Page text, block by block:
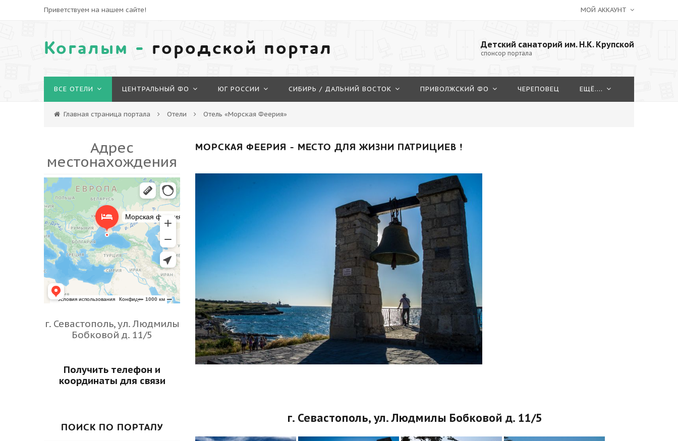
Приветствуем на нашем сайте! МОЙ АККАУНТ
Когалым - городской портал Детский санаторий им. Н.К. Крупской
спонсор портала
ВСЕ ОТЕЛИ ЦЕНТРАЛЬНЫЙ ФО ЮГ РОССИИ СИБИРЬ / ДАЛЬНИЙ ВОСТОК ПРИВОЛЖСКИЙ ФО ЧЕРЕПОВЕЦ ЕЩЁ....
Главная страница портала Отели Отель «Морская Феерия»
МОРСКАЯ ФЕЕРИЯ - МЕСТО ДЛЯ ЖИЗНИ ПАТРИЦИЕВ !
г. Севастополь, ул. Людмилы Бобковой д. 11/5
Адрес
местонахождения
г. Севастополь, ул. Людмилы
Бобковой д. 11/5
Получить телефон и
координаты для связи
ПОИСК ПО ПОРТАЛУ